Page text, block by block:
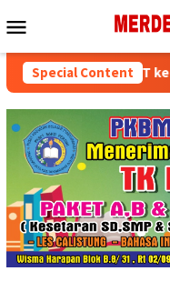
to
Menu
Special Content
HUT ke-81 RI